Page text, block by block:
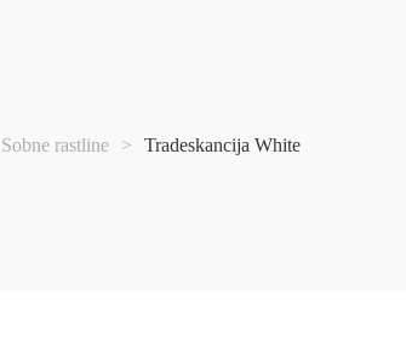
Sobne rastline > Tradeskancija White